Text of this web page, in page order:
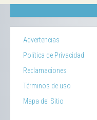
Advertencias
Política de Privacidad
Reclamaciones
Términos de uso
Mapa del Sitio